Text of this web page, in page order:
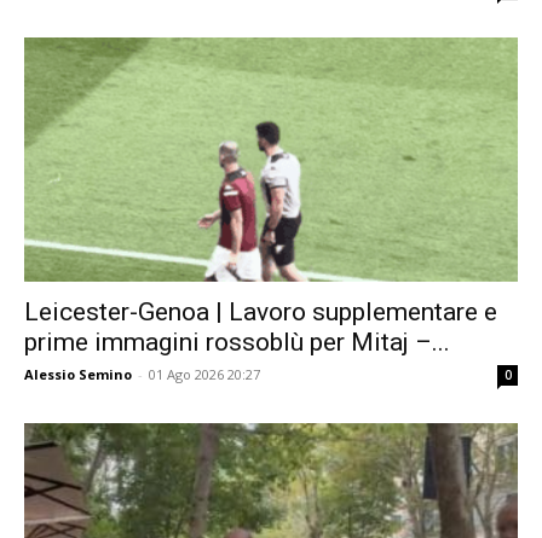
Leicester-Genoa | Lavoro supplementare e
prime immagini rossoblù per Mitaj –...
Alessio Semino - 01 Ago 2026 20:27 0